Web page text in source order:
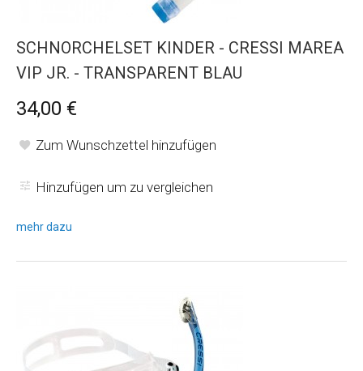
SCHNORCHELSET KINDER - CRESSI MAREA
VIP JR. - TRANSPARENT BLAU
34,00 €
Zum Wunschzettel hinzufügen
Hinzufügen um zu vergleichen
mehr dazu